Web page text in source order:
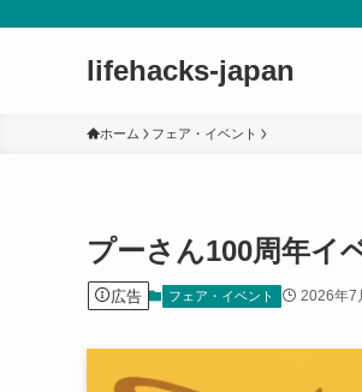
lifehacks-japan
ホーム フェア・イベント
プーさん100周年イ
広告 フェア・イベント 2026年7